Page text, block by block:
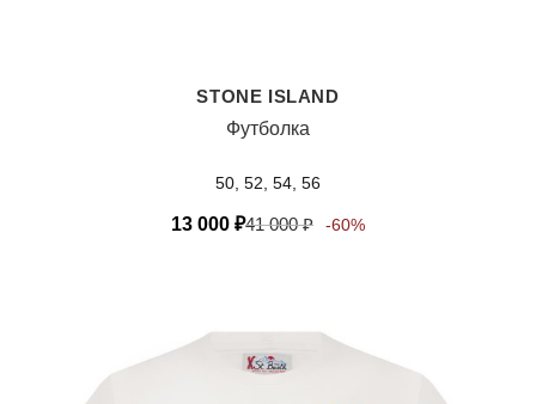
STONE ISLAND
Футболка
50, 52, 54, 56
13 000 ₽41 000₽ -60%